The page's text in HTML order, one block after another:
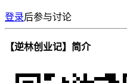
登录后参与讨论
【逆林创业记】简介